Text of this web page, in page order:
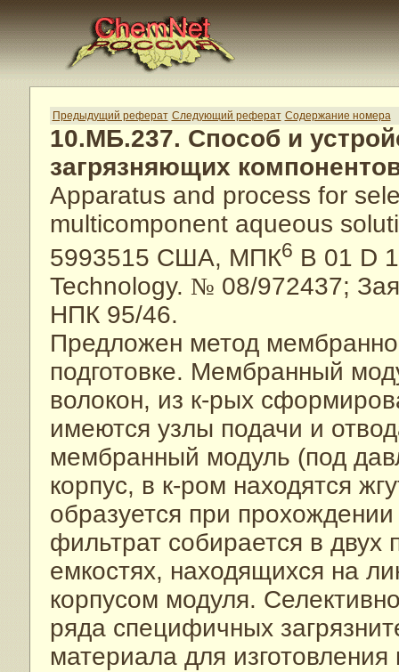
Предыдущий реферат Следующий реферат Содержание номера
10.МБ.237. Способ и
загрязняющих
Apparatus and process for
multicomponent aqueous
5993515 США, МПК6 B 01 D
Technology. № 08/972437;
НПК 95/46.
Предложен метод
подготовке. Мембранный
волокон, из к-рых
имеются узлы подачи и
мембранный модуль (под
корпус, в к-ром находятся
образуется при
фильтрат собирается в двух
емкостях, находящихся на
корпусом модуля.
ряда специфичных
материала для изготовления